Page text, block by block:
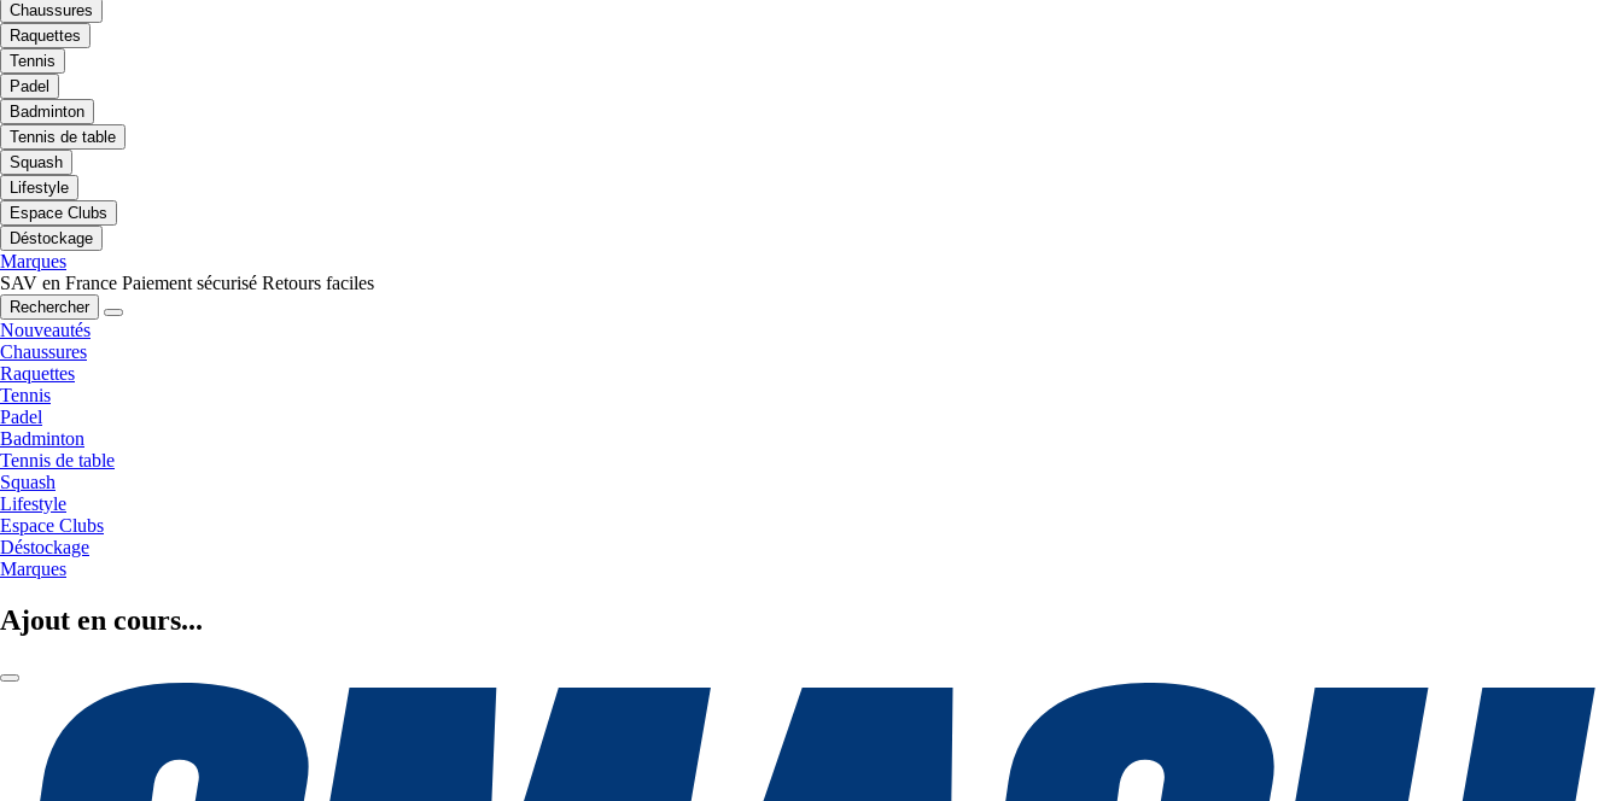
Chaussures
Raquettes
Tennis
Padel
Badminton
Tennis de table
Squash
Lifestyle
Espace Clubs
Déstockage
Marques
SAV en France Paiement sécurisé Retours faciles
Rechercher
Nouveautés
Chaussures
Raquettes
Tennis
Padel
Badminton
Tennis de table
Squash
Lifestyle
Espace Clubs
Déstockage
Marques
Ajout en cours...